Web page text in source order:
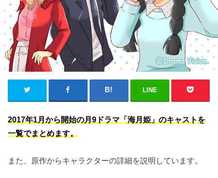
LINE
2017年1月から開始の月9ドラマ「海月姫」のキャストを
一覧でまとめます。
また、原作からキャラクターの詳細を説明しています。